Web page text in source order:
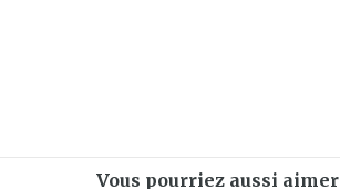
Vous pourriez aussi aimer